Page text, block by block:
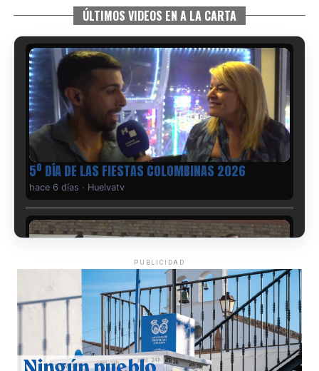
ÚLTIMOS VIDEOS EN A LA CARTA
5º DÍA DE LAS FIESTAS COLOMBINAS 2026
hace 6 días · Huelvatv
CUARTA CORRIDA DE LAS FIESTAS COLOMBINAS
2026
PUBLICIDAD